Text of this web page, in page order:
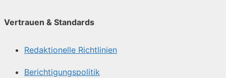
Vertrauen & Standards
Redaktionelle Richtlinien
Berichtigungspolitik